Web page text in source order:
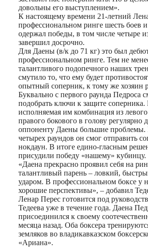
довольны его выступлением».
К настоящему времени 21-летний
профессиональном ринге шесть боев
одержал победы, в том числе четыре
завершил досрочно.
Для Даены (в/к до 71 кг) это был
профессиональном ринге. Тем не
талантливого подопечного наших
смутило то, что ему будет
опытный соперник, к тому же хозяин
Буквально с первого раунда Педроса
подобрать ключи к защите
исполняемая им комбинация из
правого бокового в голову регулярно
оппоненту Даены большие
четырех раундов он смог отправить
нокдаун. В итоге едино-гласным
присудили победу «нашему» кубинцу.
«Даена прекрасно проявил себя на
талантливый парень – ловкий,
ударом. В профессиональном боксе у
хорошие перспективы», – добавил
Ленар Перес готовится под
Тедеева уже в течение года. Даена
присоединился к своему
месяца назад. Оба боксера
земляков во владикавказском
«Ариана».